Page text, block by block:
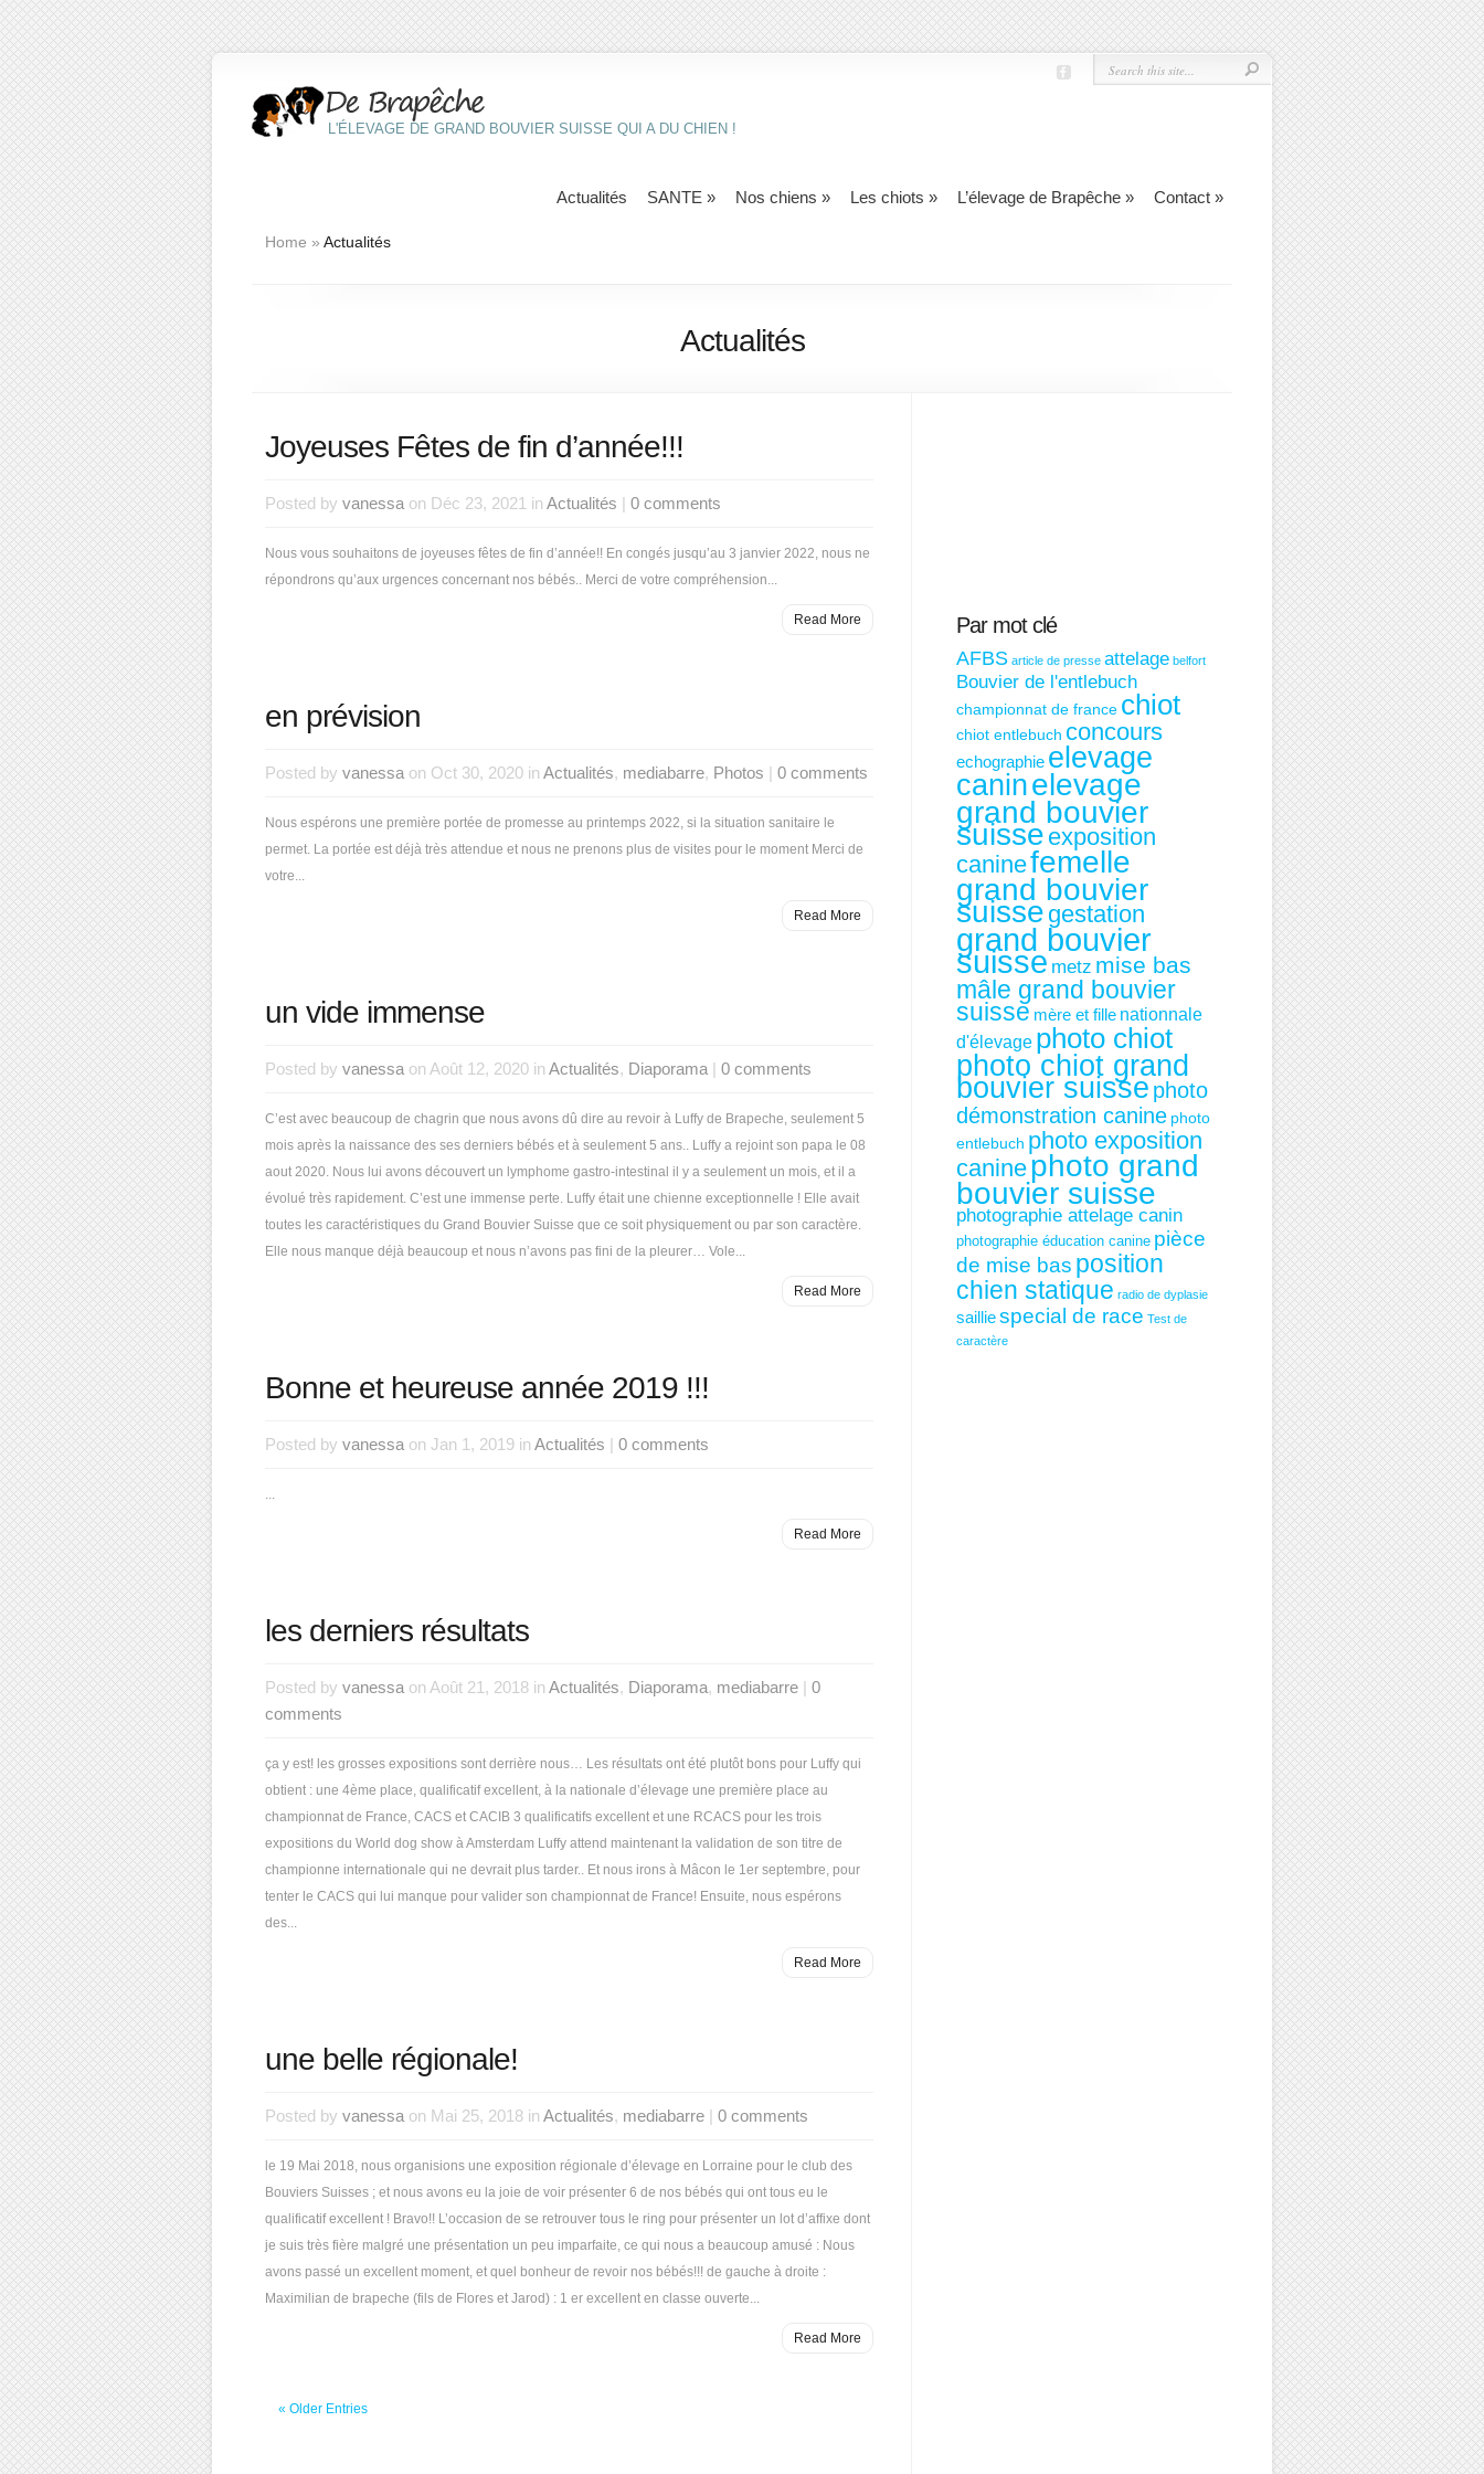
L'ÉLEVAGE DE GRAND BOUVIER SUISSE QUI A DU CHIEN !
Actualités SANTE » Nos chiens » Les chiots » L’élevage de Brapêche » Contact »
Home » Actualités
Actualités
Joyeuses Fêtes de fin d’année!!!
Posted by vanessa on Déc 23, 2021 in Actualités | 0 comments
Nous vous souhaitons de joyeuses fêtes de fin d’année!! En congés jusqu’au 3 janvier 2022, nous ne
répondrons qu’aux urgences concernant nos bébés.. Merci de votre compréhension...
Read More
en prévision
Posted by vanessa on Oct 30, 2020 in Actualités, mediabarre, Photos | 0 comments
Nous espérons une première portée de promesse au printemps 2022, si la situation sanitaire le
permet. La portée est déjà très attendue et nous ne prenons plus de visites pour le moment Merci de
votre...
Read More
un vide immense
Posted by vanessa on Août 12, 2020 in Actualités, Diaporama | 0 comments
C’est avec beaucoup de chagrin que nous avons dû dire au revoir à Luffy de Brapeche, seulement 5
mois après la naissance des ses derniers bébés et à seulement 5 ans.. Luffy a rejoint son papa le 08
aout 2020. Nous lui avons découvert un lymphome gastro-intestinal il y a seulement un mois, et il a
évolué très rapidement. C’est une immense perte. Luffy était une chienne exceptionnelle ! Elle avait
toutes les caractéristiques du Grand Bouvier Suisse que ce soit physiquement ou par son caractère.
Elle nous manque déjà beaucoup et nous n’avons pas fini de la pleurer… Vole...
Read More
Bonne et heureuse année 2019 !!!
Posted by vanessa on Jan 1, 2019 in Actualités | 0 comments
...
Read More
les derniers résultats
Posted by vanessa on Août 21, 2018 in Actualités, Diaporama, mediabarre | 0
comments
ça y est! les grosses expositions sont derrière nous… Les résultats ont été plutôt bons pour Luffy qui
obtient : une 4ème place, qualificatif excellent, à la nationale d’élevage une première place au
championnat de France, CACS et CACIB 3 qualificatifs excellent et une RCACS pour les trois
expositions du World dog show à Amsterdam Luffy attend maintenant la validation de son titre de
championne internationale qui ne devrait plus tarder.. Et nous irons à Mâcon le 1er septembre, pour
tenter le CACS qui lui manque pour valider son championnat de France! Ensuite, nous espérons
des...
Read More
une belle régionale!
Posted by vanessa on Mai 25, 2018 in Actualités, mediabarre | 0 comments
le 19 Mai 2018, nous organisions une exposition régionale d’élevage en Lorraine pour le club des
Bouviers Suisses ; et nous avons eu la joie de voir présenter 6 de nos bébés qui ont tous eu le
qualificatif excellent ! Bravo!! L’occasion de se retrouver tous le ring pour présenter un lot d’affixe dont
je suis très fière malgré une présentation un peu imparfaite, ce qui nous a beaucoup amusé : Nous
avons passé un excellent moment, et quel bonheur de revoir nos bébés!!! de gauche à droite :
Maximilian de brapeche (fils de Flores et Jarod) : 1 er excellent en classe ouverte...
Read More
« Older Entries
Par mot clé
AFBS article de presse attelage belfort
Bouvier de l'entlebuch
championnat de france chiot
chiot entlebuch concours
echographie elevage
caninelevage
grand bouvier
suisse exposition
caninefemelle
grand bouvier
suisse gestation
grand bouvier
suisse metz mise bas
mâle grand bouvier
suisse mère et fille nationnale
d'élevage photo chiot
photo chiot grand
bouvier suisse photo
démonstration canine photo
entlebuch photo exposition
caninephoto grand
bouvier suisse
photographie attelage canin
photographie éducation canine pièce
de mise bas position
chien statique radio de dyplasie
sailliespecial de race Test de
caractère